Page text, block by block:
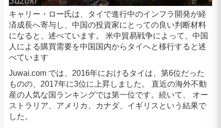
キャリー・ロー氏は、タイで進行中のインフラ開発が経
済成長へ寄与し、中国の投資家にとっての良い判断材料
になると、述べています。 米中貿易戦争によって、中国
人による購買需要を中国国内からタイへと移行すると述
べています
Juwai.com では、2016年におけるタイは、第6位だった
ものの、2017年に3位に上昇しました。 直近の海外不動
産の人気な国ランキングでは第一位です。続いて、 オー
ストラリア、アメリカ、カナダ、イギリスという結果で
した。